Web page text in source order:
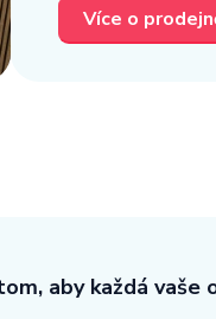
Více o
aby každá vaše